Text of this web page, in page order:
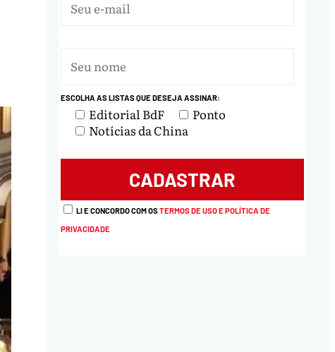
ESCOLHA AS LISTAS QUE DESEJA ASSINAR:
Editorial BdF
Ponto
Notícias da China
LI E CONCORDO COM OSTERMOS DE USO E POLÍTICA DE
PRIVACIDADE